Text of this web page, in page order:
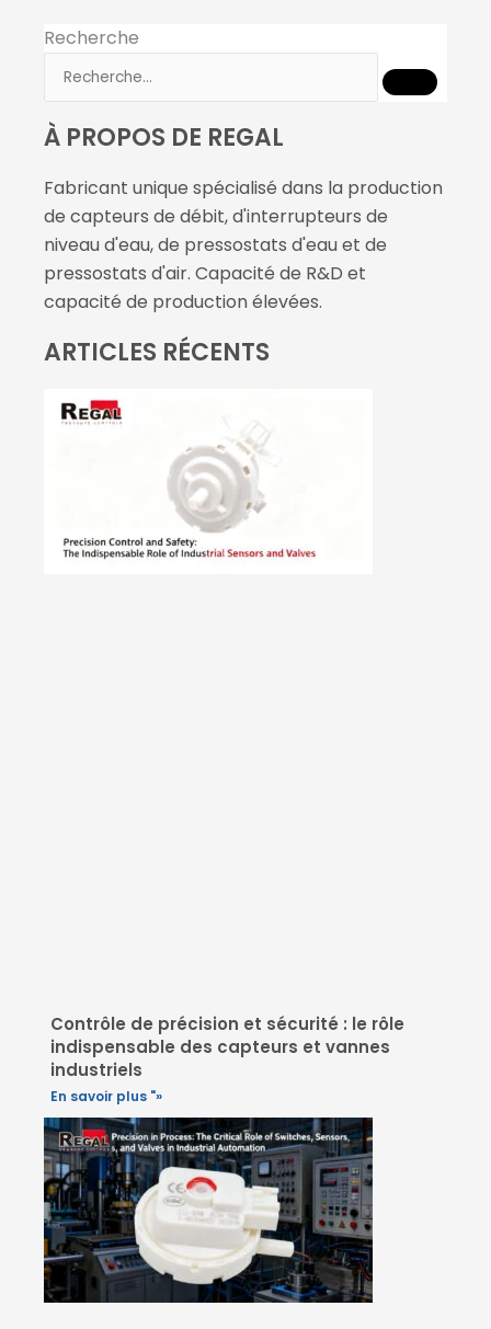
Recherche
À PROPOS DE REGAL
Fabricant unique spécialisé dans la production
de capteurs de débit, d'interrupteurs de
niveau d'eau, de pressostats d'eau et de
pressostats d'air. Capacité de R&D et
capacité de production élevées.
ARTICLES RÉCENTS
Contrôle de précision et sécurité : le rôle
indispensable des capteurs et vannes
industriels
En savoir plus "»